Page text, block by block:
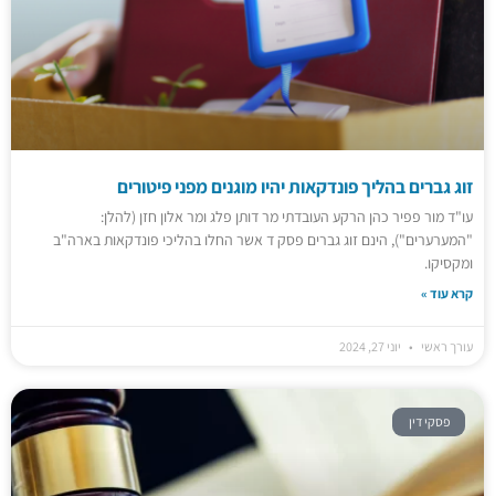
זוג גברים בהליך פונדקאות יהיו מוגנים מפני פיטורים
עו"ד מור פפיר כהן הרקע העובדתי מר דותן פלג ומר אלון חזן (להלן:
"המערערים"), הינם זוג גברים פסק ד אשר החלו בהליכי פונדקאות בארה"ב
ומקסיקו.
קרא עוד »
עורך ראשי יוני 27, 2024
פסקי דין